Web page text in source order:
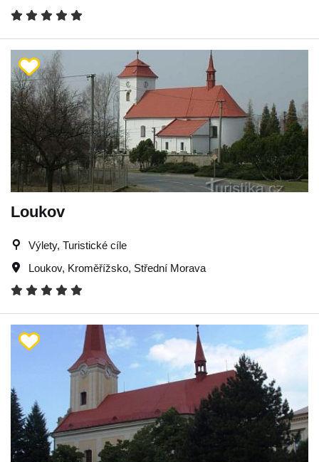
Loukov
Výlety, Turistické cíle
Loukov, Kroměřížsko, Střední Morava